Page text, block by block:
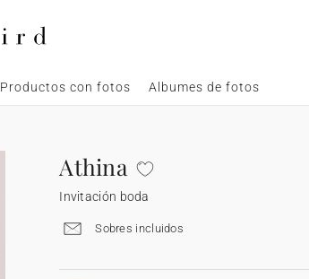
Productos con fotos Albumes de fotos
Athina
Invitación boda
Sobres incluidos